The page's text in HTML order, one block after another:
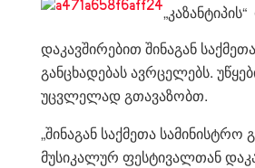
დაკავშირებით შინაგან
განცხადებას ავრცელებს.
უცვლელად გთავაზობთ.
„შინაგან საქმეთა
მუსიკალურ ფესტივალთან